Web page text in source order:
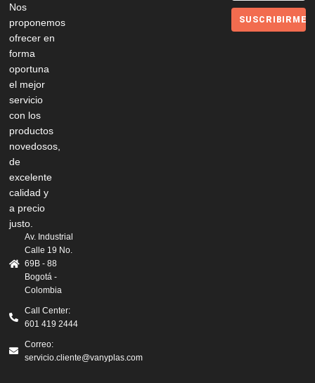
Nos
proponemos
ofrecer en
forma
oportuna
el mejor
servicio
con los
productos
novedosos,
de
excelente
calidad y
a precio
justo.
Av. Industrial
Calle 19 No.
69B - 88
Bogotá -
Colombia
Call Center:
601 419 2444
Correo:
servicio.cliente@vanyplas.com
SUSCRIBIRME